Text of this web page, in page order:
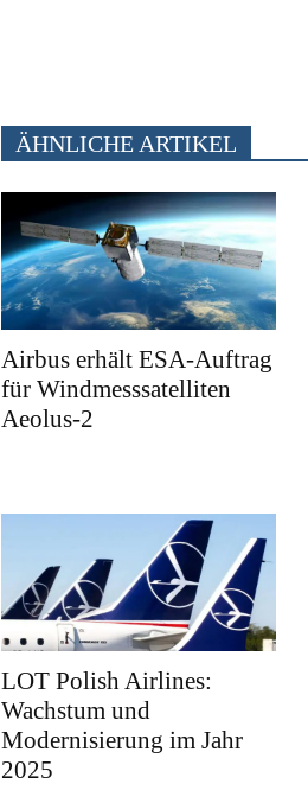
ÄHNLICHE ARTIKEL
Airbus erhält ESA-Auftrag
für Windmesssatelliten
Aeolus-2
LOT Polish Airlines:
Wachstum und
Modernisierung im Jahr
2025